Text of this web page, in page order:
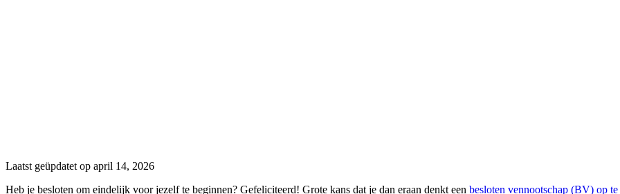
Laatst geüpdatet op april 14, 2026
Heb je besloten om eindelijk voor jezelf te beginnen? Gefeliciteerd! Grote kans dat je dan eraan denkt een besloten vennootschap (BV) op